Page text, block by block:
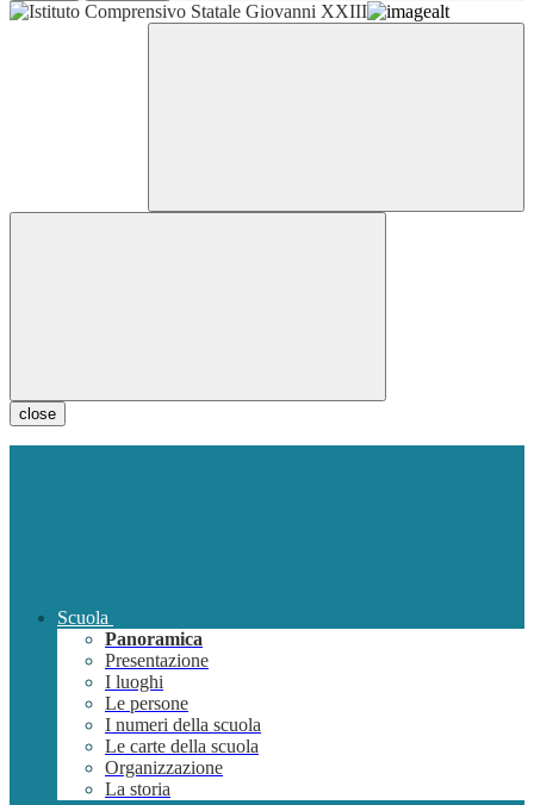
close
Scuola
Panoramica
Presentazione
I luoghi
Le persone
I numeri della scuola
Le carte della scuola
Organizzazione
La storia